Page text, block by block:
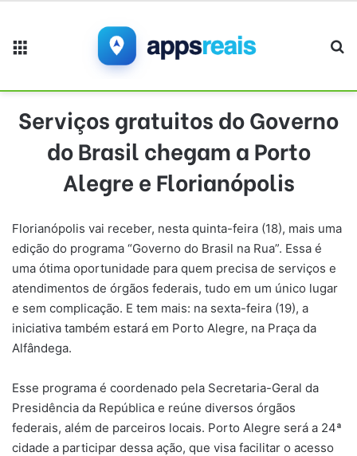
Serviços gratuitos do Governo
do Brasil chegam a Porto
Alegre e Florianópolis
Florianópolis vai receber, nesta quinta-feira (18), mais uma
edição do programa “Governo do Brasil na Rua”. Essa é
uma ótima oportunidade para quem precisa de serviços e
atendimentos de órgãos federais, tudo em um único lugar
e sem complicação. E tem mais: na sexta-feira (19), a
iniciativa também estará em Porto Alegre, na Praça da
Alfândega.
Esse programa é coordenado pela Secretaria-Geral da
Presidência da República e reúne diversos órgãos
federais, além de parceiros locais. Porto Alegre será a 24ª
cidade a participar dessa ação, que visa facilitar o acesso